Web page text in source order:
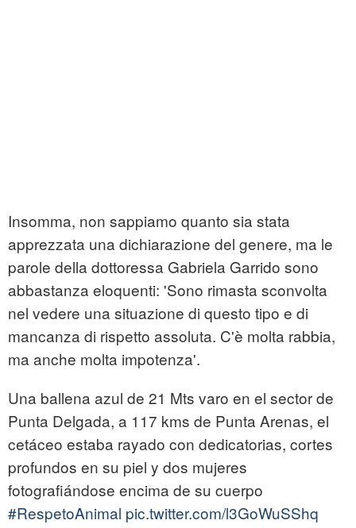
Insomma, non sappiamo quanto sia stata
apprezzata una dichiarazione del genere, ma le
parole della dottoressa Gabriela Garrido sono
abbastanza eloquenti: 'Sono rimasta sconvolta
nel vedere una situazione di questo tipo e di
mancanza di rispetto assoluta. C'è molta rabbia,
ma anche molta impotenza'.
Una ballena azul de 21 Mts varo en el sector de
Punta Delgada, a 117 kms de Punta Arenas, el
cetáceo estaba rayado con dedicatorias, cortes
profundos en su piel y dos mujeres
fotografiándose encima de su cuerpo
#RespetoAnimal pic.twitter.com/l3GoWuSShq